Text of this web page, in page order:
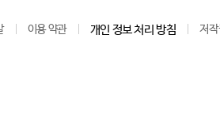
이용 약관 개인 정보 처리 방침 저